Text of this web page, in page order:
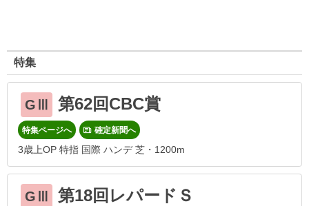
特集
GⅢ 第62回CBC賞
特集ページへ 確定新聞へ
3歳上OP 特指 国際 ハンデ 芝・1200m
GⅢ 第18回レパードＳ